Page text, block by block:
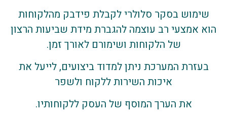
​שימוש בסקר סלולרי לקבלת פידבק מהלקוחות
הוא אמצעי רב עוצמה להגברת מידת שביעות הרצון
של הלקוחות ושימורם לאורך זמן.
בעזרת המערכת ניתן למדוד ביצועים, לייעל את
איכות השירות ללקוח ולשפר
את הערך המוסף של העסק ללקוחותיו.